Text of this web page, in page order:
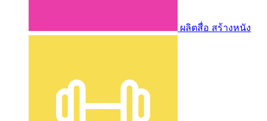
ผลิตสื่อ สร้างหนัง